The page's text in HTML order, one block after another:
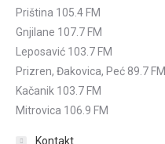
Priština 105.4 FM
Gnjilane 107.7 FM
Leposavić 103.7 FM
Prizren, Đakovica, Peć 89.7 FM
Kačanik 103.7 FM
Mitrovica 106.9 FM
Kontakt